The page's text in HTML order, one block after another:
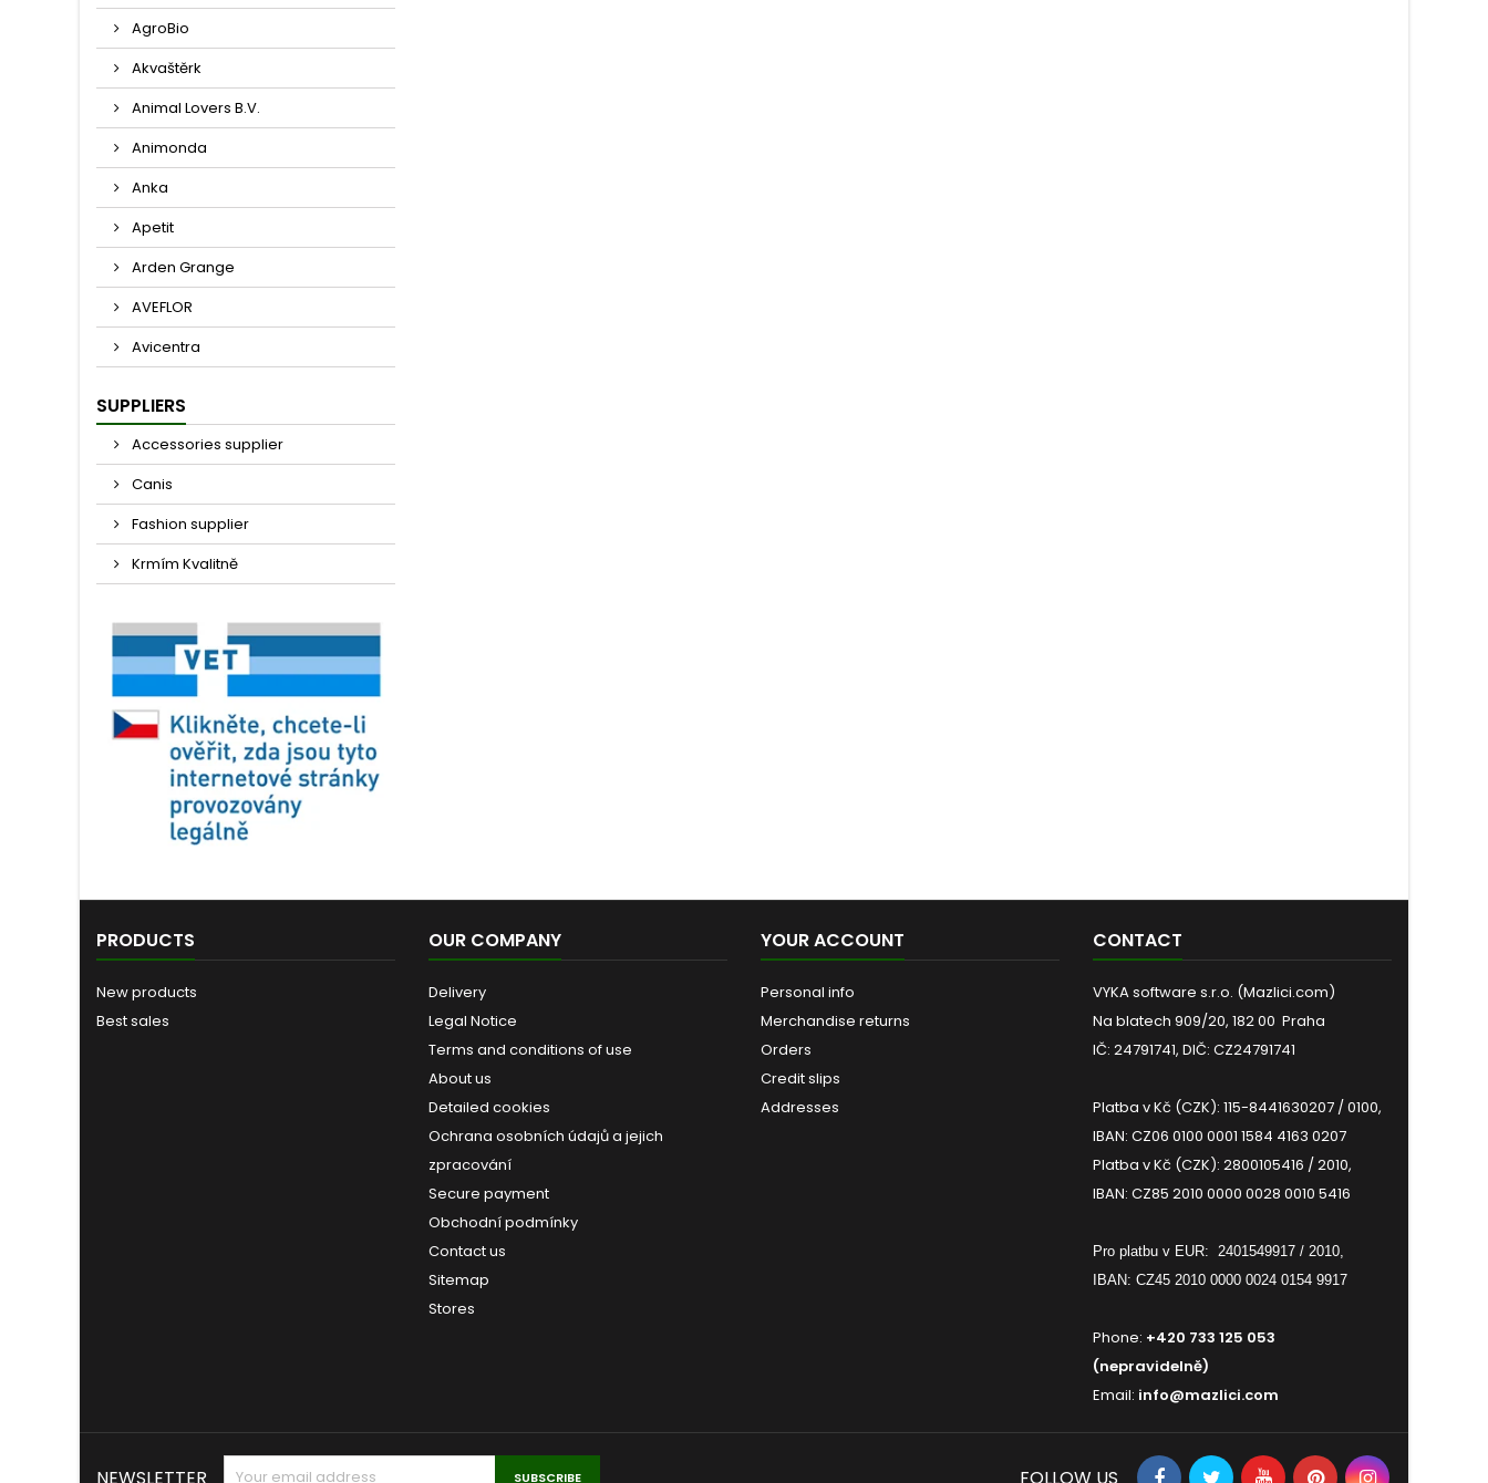
AgroBio
Akvaštěrk
Animal Lovers B.V.
Animonda
Anka
Apetit
Arden Grange
AVEFLOR
Avicentra
SUPPLIERS
Accessories supplier
Canis
Fashion supplier
Krmím Kvalitně
PRODUCTS
New products
Best sales
OUR COMPANY
Delivery
Legal Notice
Terms and conditions of use
About us
Detailed cookies
Ochrana osobních údajů a jejich
zpracování
Secure payment
Obchodní podmínky
Contact us
Sitemap
Stores
YOUR ACCOUNT
Personal info
Merchandise returns
Orders
Credit slips
Addresses
CONTACT
VYKA software s.r.o. (Mazlici.com)
Na blatech 909/20, 182 00 Praha
IČ: 24791741, DIČ: CZ24791741
Platba v Kč (CZK): 115-8441630207 / 0100,
IBAN: CZ06 0100 0001 1584 4163 0207
Platba v Kč (CZK): 2800105416 / 2010,
IBAN: CZ85 2010 0000 0028 0010 5416
Pro platbu v EUR: 2401549917 / 2010,
IBAN: CZ45 2010 0000 0024 0154 9917
Phone: +420 733 125 053
(nepravidelně)
Email: info@mazlici.com